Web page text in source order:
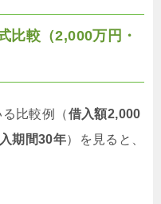
比較（2,000万円・
比較例（借入額2,000
期間30年）を見ると、